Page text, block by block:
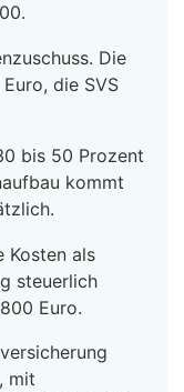
Die
die SVS
bis 50 Prozent
kommt
Kosten als
steuerlich
Euro.
mit